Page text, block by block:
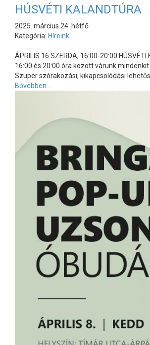
HÚSVÉTI KALANDTÚRA
2025. március 24. hétfő
Kategória: Híreink
ÁPRILIS 16.SZERDA, 16:00-20:00
16:00 és 20:00 óra között várunk
Szuper szórakozási, kikapcsolódási
Bővebben...